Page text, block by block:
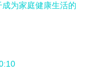
为家庭健康生活的